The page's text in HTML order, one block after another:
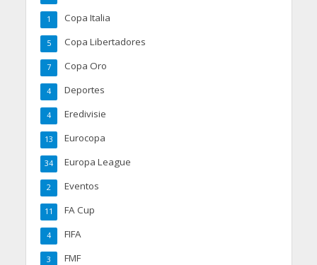
Copa Italia
1
Copa Libertadores
5
Copa Oro
7
Deportes
4
Eredivisie
4
Eurocopa
13
Europa League
34
Eventos
2
FA Cup
11
FIFA
4
FMF
3